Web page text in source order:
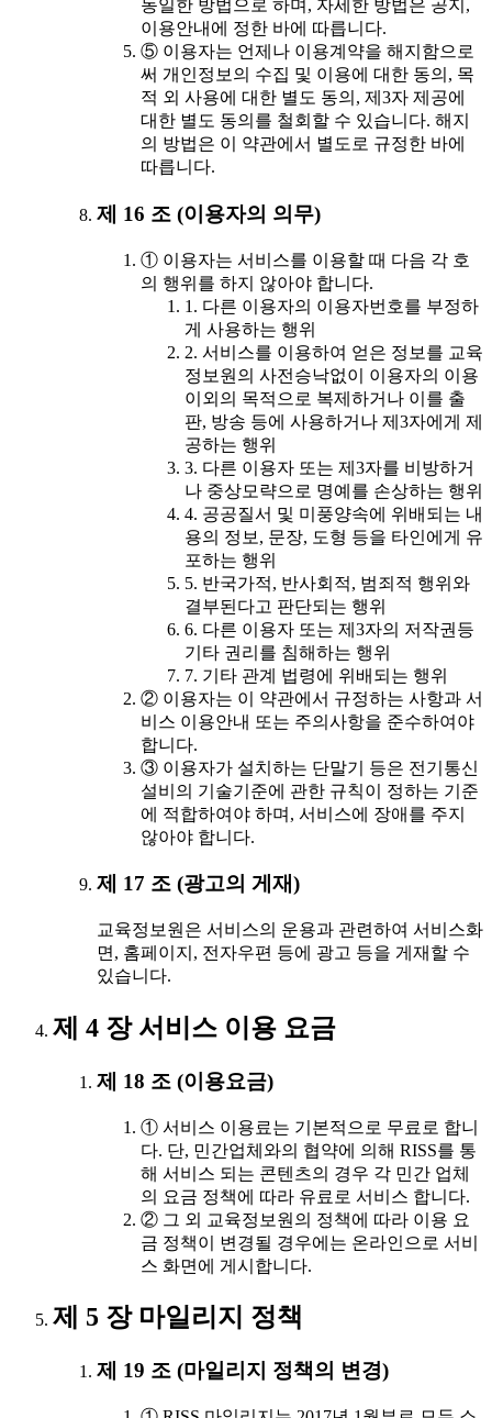
동일한 방법으로 하며, 자세한 방법은 공지,
이용안내에 정한 바에 따릅니다.
⑤ 이용자는 언제나 이용계약을 해지함으로
써 개인정보의 수집 및 이용에 대한 동의, 목
적 외 사용에 대한 별도 동의, 제3자 제공에
대한 별도 동의를 철회할 수 있습니다. 해지
의 방법은 이 약관에서 별도로 규정한 바에
따릅니다.
제 16 조 (이용자의 의무)
① 이용자는 서비스를 이용할 때 다음 각 호
의 행위를 하지 않아야 합니다.
1. 다른 이용자의 이용자번호를 부정하
게 사용하는 행위
2. 서비스를 이용하여 얻은 정보를 교육
정보원의 사전승낙없이 이용자의 이용
이외의 목적으로 복제하거나 이를 출
판, 방송 등에 사용하거나 제3자에게 제
공하는 행위
3. 다른 이용자 또는 제3자를 비방하거
나 중상모략으로 명예를 손상하는 행위
4. 공공질서 및 미풍양속에 위배되는 내
용의 정보, 문장, 도형 등을 타인에게 유
포하는 행위
5. 반국가적, 반사회적, 범죄적 행위와
결부된다고 판단되는 행위
6. 다른 이용자 또는 제3자의 저작권등
기타 권리를 침해하는 행위
7. 기타 관계 법령에 위배되는 행위
② 이용자는 이 약관에서 규정하는 사항과 서
비스 이용안내 또는 주의사항을 준수하여야
합니다.
③ 이용자가 설치하는 단말기 등은 전기통신
설비의 기술기준에 관한 규칙이 정하는 기준
에 적합하여야 하며, 서비스에 장애를 주지
않아야 합니다.
제 17 조 (광고의 게재)
교육정보원은 서비스의 운용과 관련하여 서비스화
면, 홈페이지, 전자우편 등에 광고 등을 게재할 수
있습니다.
제 4 장 서비스 이용 요금
제 18 조 (이용요금)
① 서비스 이용료는 기본적으로 무료로 합니
다. 단, 민간업체와의 협약에 의해 RISS를 통
해 서비스 되는 콘텐츠의 경우 각 민간 업체
의 요금 정책에 따라 유료로 서비스 합니다.
② 그 외 교육정보원의 정책에 따라 이용 요
금 정책이 변경될 경우에는 온라인으로 서비
스 화면에 게시합니다.
제 5 장 마일리지 정책
제 19 조 (마일리지 정책의 변경)